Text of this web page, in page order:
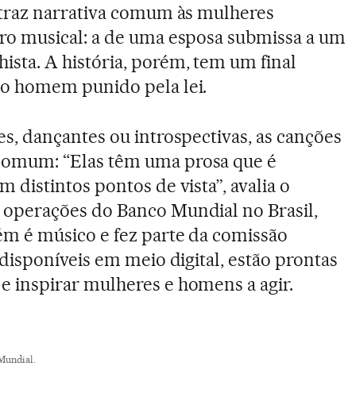
narrativa comum às mulheres
musical: a de uma esposa submissa a um
A história, porém, tem um final
homem punido pela lei.
dançantes ou introspectivas, as canções
“Elas têm uma prosa que é
distintos pontos de vista”, avalia o
do Banco Mundial no Brasil,
é músico e fez parte da comissão
em meio digital, estão prontas
inspirar mulheres e homens a agir.